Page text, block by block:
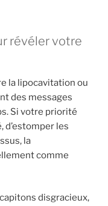
révéler votre
la lipocavitation ou
des messages
Si votre priorité
d’estomper les
la
comme
disgracieux,